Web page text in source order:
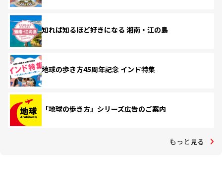
知れば知るほど好きになる 湘南・江の島
地球の歩き方45周年記念 インド特集
「地球の歩き方」シリーズ広告のご案内
もっと見る